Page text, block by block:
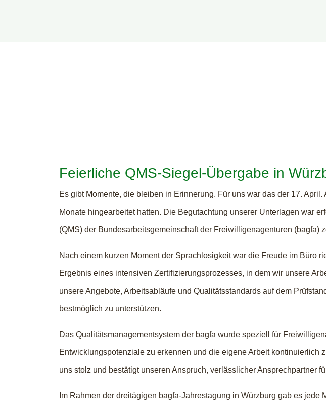
Feierliche QMS-Siegel-Übergabe in
Es gibt Momente, die bleiben in Erinnerung. Für uns war das der 17.
Monate hingearbeitet hatten. Die Begutachtung unserer Unterlagen war
(QMS) der Bundesarbeitsgemeinschaft der Freiwilligenagenturen (bagfa)
Nach einem kurzen Moment der Sprachlosigkeit war die Freude im Büro
Ergebnis eines intensiven Zertifizierungsprozesses, in dem wir unsere
unsere Angebote, Arbeitsabläufe und Qualitätsstandards auf dem
bestmöglich zu unterstützen.
Das Qualitätsmanagementsystem der bagfa wurde speziell für
Entwicklungspotenziale zu erkennen und die eigene Arbeit
uns stolz und bestätigt unseren Anspruch, verlässlicher Ansprechpartner
Im Rahmen der dreitägigen bagfa-Jahrestagung in Würzburg gab es